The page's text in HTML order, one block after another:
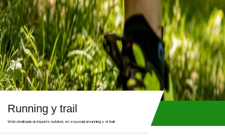
Skip
to
content
Running y trail
Web dedicada al deporte outdoor, en especial al running y el trail